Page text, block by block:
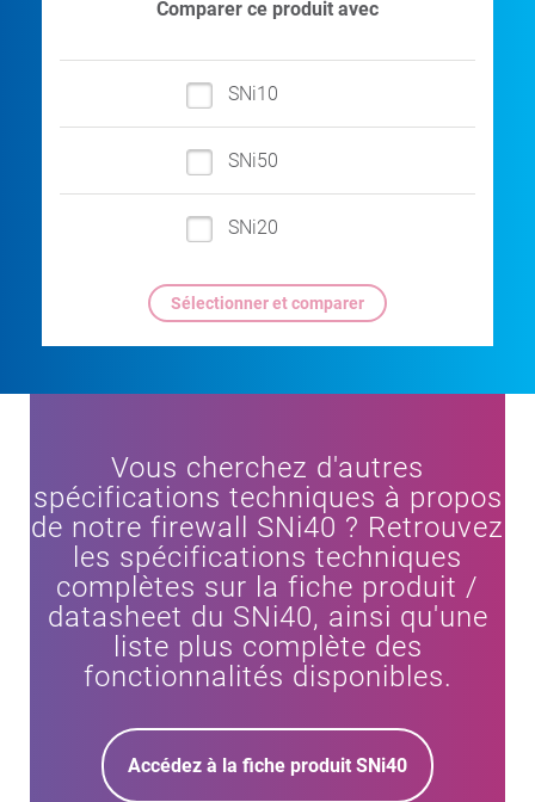
Comparer ce produit avec
SNi10
SNi50
SNi20
Vous cherchez d'autres
spécifications techniques à propos
de notre firewall SNi40 ? Retrouvez
les spécifications techniques
complètes sur la fiche produit /
datasheet du SNi40, ainsi qu'une
liste plus complète des
fonctionnalités disponibles.
Accédez à la fiche produit SNi40